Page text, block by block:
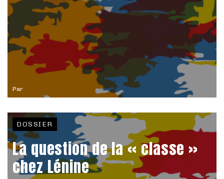
Par
DOSSIER
La question de la « classe »
chez Lénine